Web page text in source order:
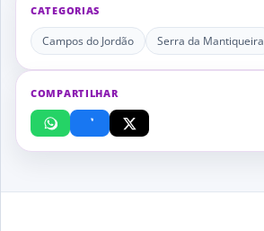
CATEGORIAS
Campos do Jordão Serra da Mantiqueira
COMPARTILHAR